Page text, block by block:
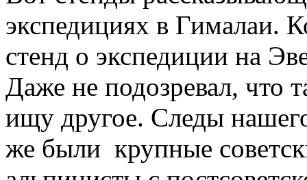
экспедициях в Гималаи.
стенд о экспедиции на
Даже не подозревал, что
ищу другое. Следы
же были крупные